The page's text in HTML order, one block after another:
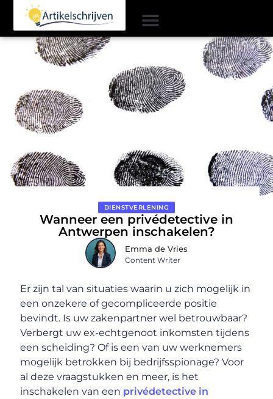
DIENSTVERLENING
Wanneer een privédetective in
Antwerpen inschakelen?
Emma de Vries
Content Writer
Er zijn tal van situaties waarin u zich mogelijk in
een onzekere of gecompliceerde positie
bevindt. Is uw zakenpartner wel betrouwbaar?
Verbergt uw ex-echtgenoot inkomsten tijdens
een scheiding? Of is een van uw werknemers
mogelijk betrokken bij bedrijfsspionage? Voor
al deze vraagstukken en meer, is het
inschakelen van een privédetective in